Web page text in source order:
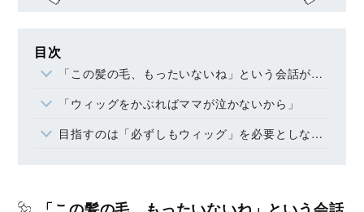
目次
「この髪の毛、もったいないね」という会話がきっかけ
「ウィッグをかぶればママが泣かないから」
目指すのは「必ずしもウィッグ」を必要としない社会